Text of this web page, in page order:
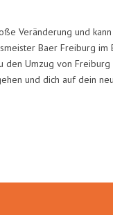
Veränderung und
Baer Freiburg im
den Umzug von Freiburg
und dich auf dein